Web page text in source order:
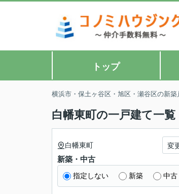
トップ
横浜市・保土ヶ谷区・旭区・瀬谷区の新
白幡東町の一戸建て一覧
白幡東町 変
新築・中古
指定しない 新築 中古